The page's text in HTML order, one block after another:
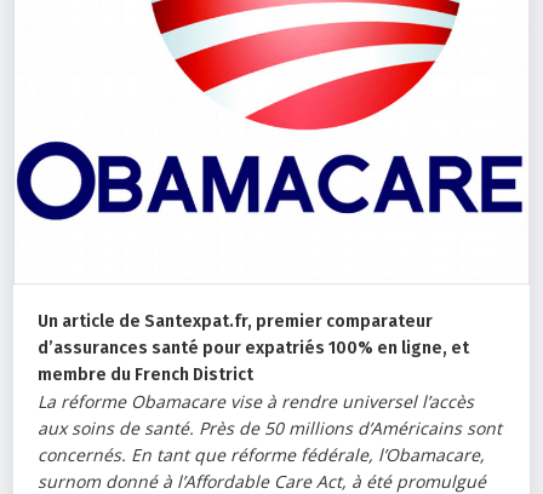
Un article de Santexpat.fr, premier comparateur
d’assurances santé pour expatriés 100% en ligne, et
membre du French District
La réforme Obamacare vise à rendre universel l’accès
aux soins de santé. Près de 50 millions d’Américains sont
concernés. En tant que réforme fédérale, l’Obamacare,
surnom donné à l’Affordable Care Act, à été promulgué